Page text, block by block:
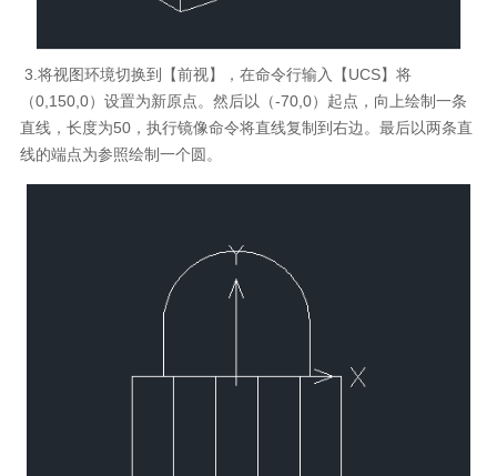
3.将视图环境切换到【前视】，在命令行输入【UCS】将
（0,150,0）设置为新原点。然后以（-70,0）起点，向上绘制一条
直线，长度为50，执行镜像命令将直线复制到右边。最后以两条直
线的端点为参照绘制一个圆。